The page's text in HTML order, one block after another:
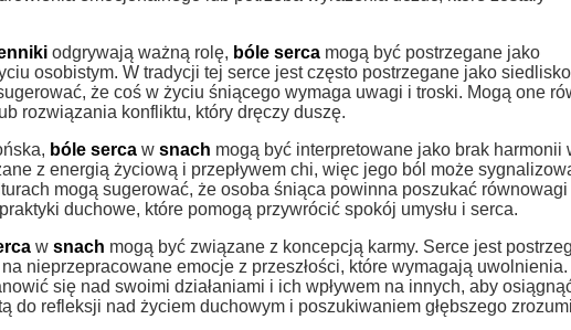
odgrywają ważną rolę, bóle serca mogą być postrzegane jako
osobistym. W tradycji tej serce jest często postrzegane jako siedlisko
że coś w życiu śniącego wymaga uwagi i troski. Mogą one
rozwiązania konfliktu, który dręczy duszę.
bóle serca w snach mogą być interpretowane jako brak harmonii
z energią życiową i przepływem chi, więc jego ból może
mogą sugerować, że osoba śniąca powinna poszukać równowagi
duchowe, które pomogą przywrócić spokój umysłu i serca.
w snach mogą być związane z koncepcją karmy. Serce jest
nieprzepracowane emocje z przeszłości, które wymagają uwolnienia.
się nad swoimi działaniami i ich wpływem na innych, aby
do refleksji nad życiem duchowym i poszukiwaniem głębszego